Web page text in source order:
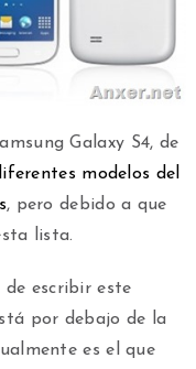
Galaxy S4, de
modelos del
, pero debido a que
lista.
escribir este
por debajo de la
es el que